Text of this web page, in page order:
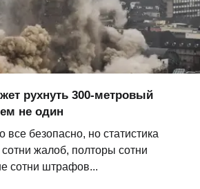
рухнуть 300-метровый
не один
все безопасно, но статистика
жалоб, полторы сотни
сотни штрафов...